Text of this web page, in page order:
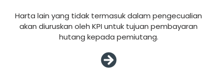
Harta lain yang tidak termasuk dalam pengecualian
akan diuruskan oleh KPI untuk tujuan pembayaran
hutang kepada pemiutang.